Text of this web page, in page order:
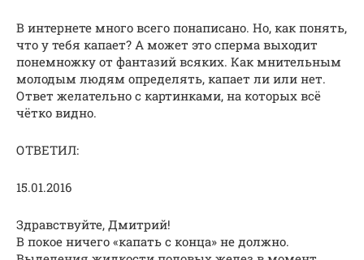
В интернете много всего понаписано. Но, как понять,
что у тебя капает? А может это сперма выходит
понемножку от фантазий всяких. Как мнительным
молодым людям определять, капает ли или нет.
Ответ желательно с картинками, на которых всё
чётко видно.
ОТВЕТИЛ:
15.01.2016
Здравствуйте, Дмитрий!
В покое ничего «капать с конца» не должно.